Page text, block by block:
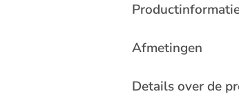
Afmetingen
Details over de